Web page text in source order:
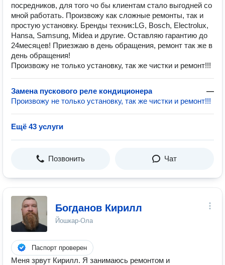
посредников, для того чо бы клиентам стало выгодней со
мной работать. Произвожу как сложные ремонты, так и
простую установку. Бренды техник:LG, Bosch, Electrolux,
Hansa, Samsung, Midea и другие. Оставляю гарантию до
24месяцев! Приезжаю в день обращения, ремонт так же в
день обращения!
Произвожу не только установку, так же чистки и ремонт!!!
Замена пускового реле кондиционера
—
Произвожу не только установку, так же чистки и ремонт!!!
Ещё 43 услуги
Позвонить Чат
Богданов Кирилл
Йошкар-Ола
Паспорт проверен
Меня зрвут Кирилл. Я занимаюсь ремонтом и